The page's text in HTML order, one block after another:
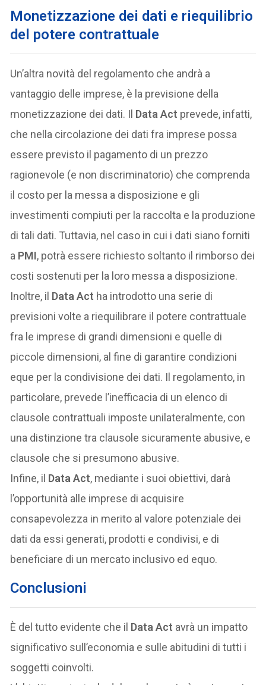
Monetizzazione dei dati e riequilibrio
del potere contrattuale
Un’altra novità del regolamento che andrà a
vantaggio delle imprese, è la previsione della
monetizzazione dei dati. Il Data Act prevede, infatti,
che nella circolazione dei dati fra imprese possa
essere previsto il pagamento di un prezzo
ragionevole (e non discriminatorio) che comprenda
il costo per la messa a disposizione e gli
investimenti compiuti per la raccolta e la produzione
di tali dati. Tuttavia, nel caso in cui i dati siano forniti
a PMI, potrà essere richiesto soltanto il rimborso dei
costi sostenuti per la loro messa a disposizione.
Inoltre, il Data Act ha introdotto una serie di
previsioni volte a riequilibrare il potere contrattuale
fra le imprese di grandi dimensioni e quelle di
piccole dimensioni, al fine di garantire condizioni
eque per la condivisione dei dati. Il regolamento, in
particolare, prevede l’inefficacia di un elenco di
clausole contrattuali imposte unilateralmente, con
una distinzione tra clausole sicuramente abusive, e
clausole che si presumono abusive.
Infine, il Data Act, mediante i suoi obiettivi, darà
l’opportunità alle imprese di acquisire
consapevolezza in merito al valore potenziale dei
dati da essi generati, prodotti e condivisi, e di
beneficiare di un mercato inclusivo ed equo.
Conclusioni
È del tutto evidente che il Data Act avrà un impatto
significativo sull’economia e sulle abitudini di tutti i
soggetti coinvolti.